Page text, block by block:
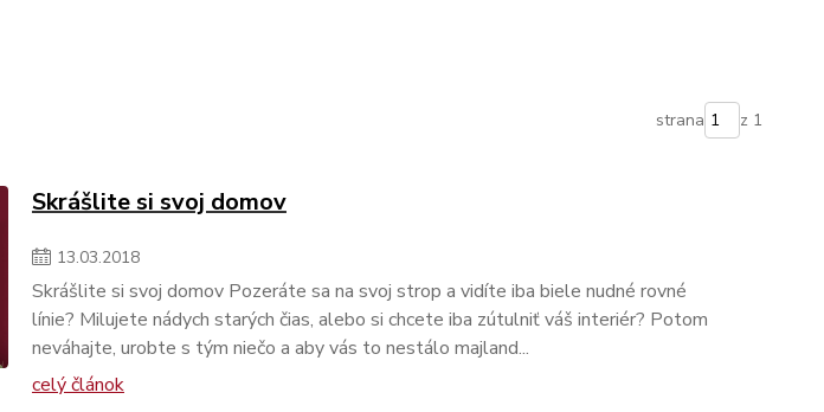
strana z 1
Skrášlite si svoj domov
13.03.2018
Skrášlite si svoj domov Pozeráte sa na svoj strop a vidíte iba biele nudné rovné
línie? Milujete nádych starých čias, alebo si chcete iba zútulniť váš interiér? Potom
neváhajte, urobte s tým niečo a aby vás to nestálo majland...
celý článok